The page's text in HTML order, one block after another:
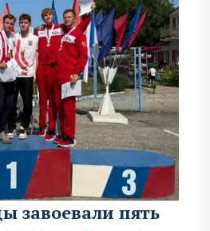
завоевали пять